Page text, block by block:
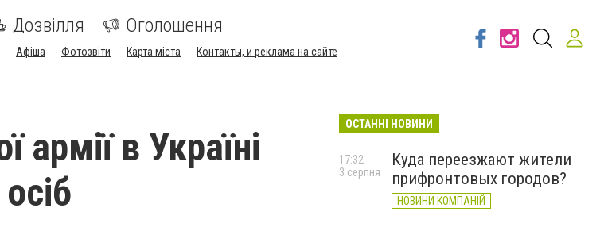
Дозвілля Оголошення
Афіша Фотозвіти Карта міста Контакты, и реклама на сайте
армії в Україні
ОСТАННІ НОВИНИ
Куда переезжают жители
прифронтовых городов?
НОВИНИ КОМПАНІЙ
17:32
3 серпня